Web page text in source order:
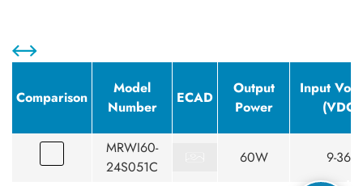
Comparison
Model
Number
ECAD
Output
Power
Input
(VDC)
MRWI60-
24S051C
60W 9-36